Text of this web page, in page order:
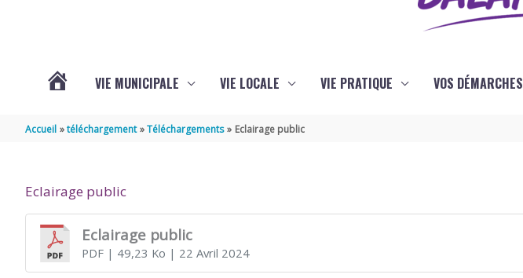
VIE MUNICIPALE VIE LOCALE VIE PRATIQUE VOS DÉMARCHES
Accueil téléchargement Téléchargements Eclairage public
Eclairage public
Eclairage public
PDF| 49,23 Ko | 22 Avril 2024